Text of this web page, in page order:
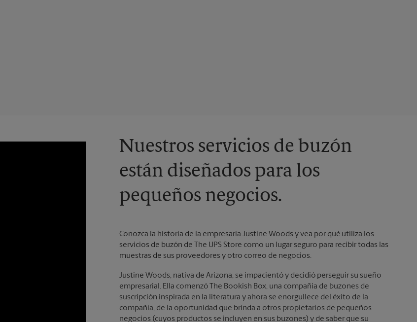
Nuestros servicios de buzón
están diseñados para los
pequeños negocios.
Conozca la historia de la empresaria Justine Woods y vea por qué utiliza los
servicios de buzón de The UPS Store como un lugar seguro para recibir todas las
muestras de sus proveedores y otro correo de negocios.
Justine Woods, nativa de Arizona, se impacientó y decidió perseguir su sueño
empresarial. Ella comenzó The Bookish Box, una compañía de buzones de
suscripción inspirada en la literatura y ahora se enorgullece del éxito de la
compañía, de la oportunidad que brinda a otros propietarios de pequeños
negocios (cuyos productos se incluyen en sus buzones) y de saber que su